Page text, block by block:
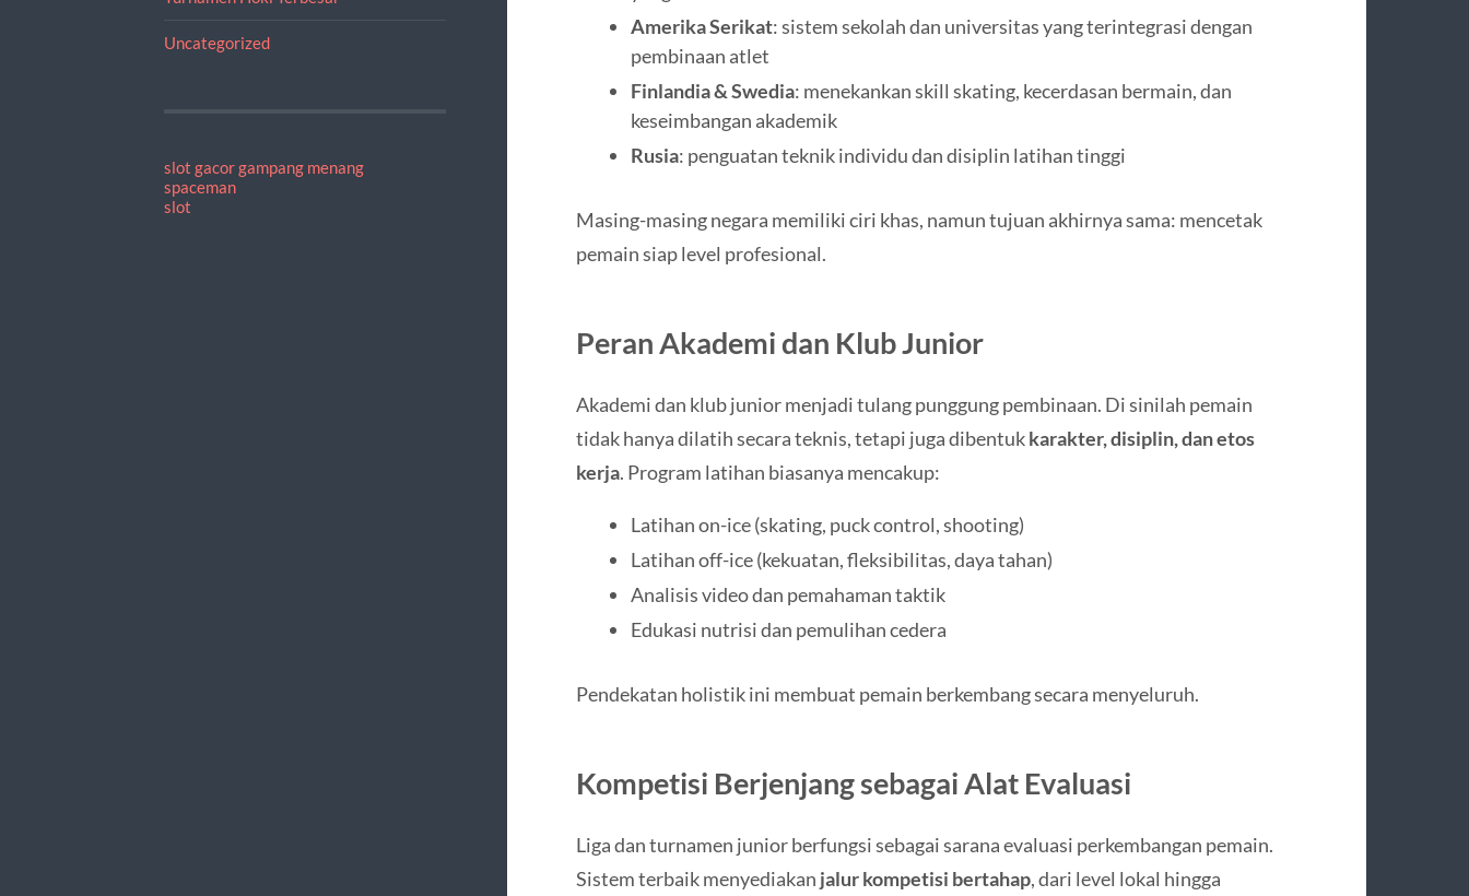
Uncategorized
slot gacor gampang menang
spaceman
slot
Amerika Serikat: sistem sekolah dan universitas yang terintegrasi dengan
pembinaan atlet
Finlandia & Swedia: menekankan skill skating, kecerdasan bermain, dan
keseimbangan akademik
Rusia: penguatan teknik individu dan disiplin latihan tinggi
Masing-masing negara memiliki ciri khas, namun tujuan akhirnya sama: mencetak
pemain siap level profesional.
Peran Akademi dan Klub Junior
Akademi dan klub junior menjadi tulang punggung pembinaan. Di sinilah pemain
tidak hanya dilatih secara teknis, tetapi juga dibentukkarakter, disiplin, dan etos
kerja. Program latihan biasanya mencakup:
Latihan on-ice (skating, puck control, shooting)
Latihan off-ice (kekuatan, fleksibilitas, daya tahan)
Analisis video dan pemahaman taktik
Edukasi nutrisi dan pemulihan cedera
Pendekatan holistik ini membuat pemain berkembang secara menyeluruh.
Kompetisi Berjenjang sebagai Alat Evaluasi
Liga dan turnamen junior berfungsi sebagai sarana evaluasi perkembangan pemain.
Sistem terbaik menyediakan jalur kompetisi bertahap, dari level lokal hingga